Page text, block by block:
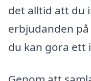
det alltid att du
erbjudanden
du kan göra ett